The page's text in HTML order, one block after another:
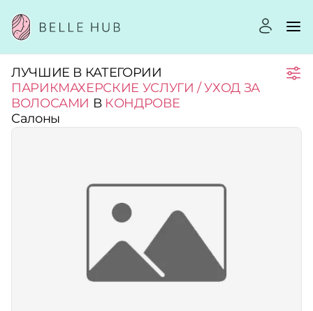
Город:
Категории:
Стоимость услуг:
ЛУЧШИЕ В КАТЕГОРИИ
ПАРИКМАХЕРСКИЕ УСЛУГИ / УХОД ЗА
ВОЛОСАМИ В КОНДРОВЕ
Салоны